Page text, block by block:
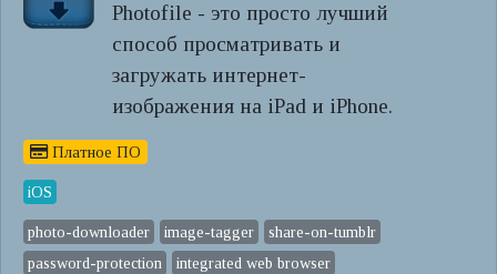
Photofile - это просто лучший
способ просматривать и
загружать интернет-
изображения на iPad и iPhone.
Платное ПО
iOS
photo-downloader image-tagger
share-on-tumblr
password-protection
integrated web browser